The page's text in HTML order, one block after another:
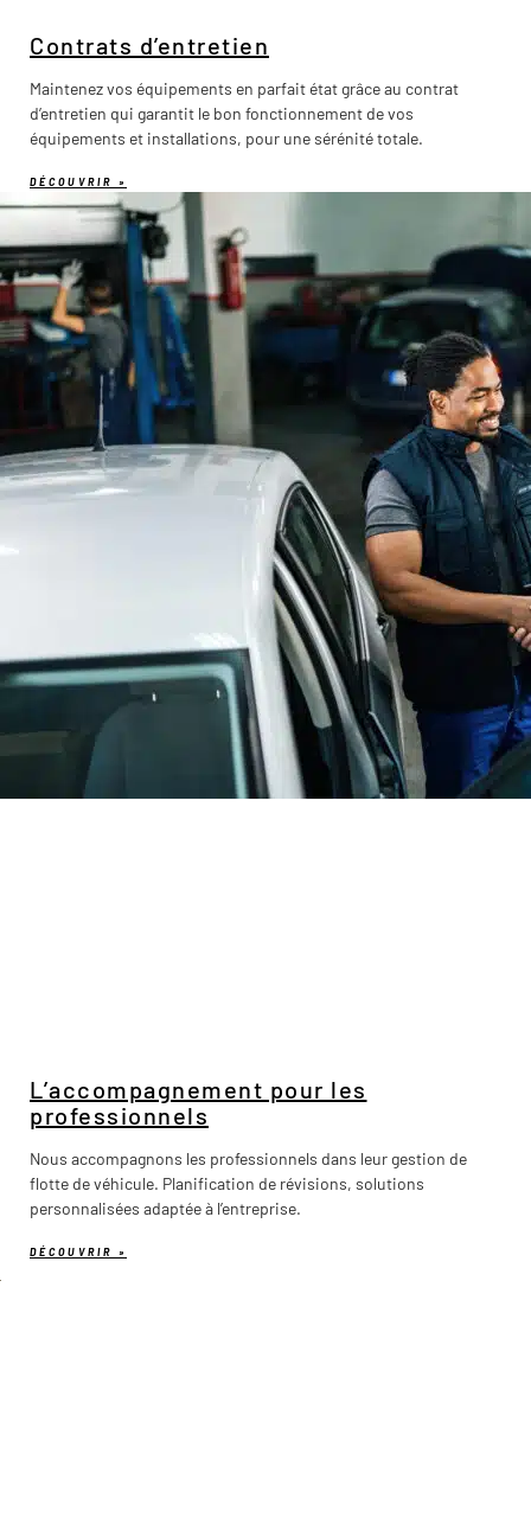
Contrats d’entretien
Maintenez vos équipements en parfait état grâce au contrat
d’entretien qui garantit le bon fonctionnement de vos
équipements et installations, pour une sérénité totale.
DÉCOUVRIR »
L’accompagnement pour les
professionnels
Nous accompagnons les professionnels dans leur gestion de
flotte de véhicule. Planification de révisions, solutions
personnalisées adaptée à l’entreprise.
DÉCOUVRIR »